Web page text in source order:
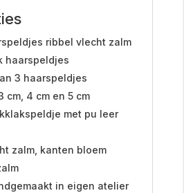
ribbel vlecht zalm
haarspeldjes
3 haarspeldjes
cm, 4 cm en 5 cm
met pu leer
zalm, kanten bloem
in eigen atelier